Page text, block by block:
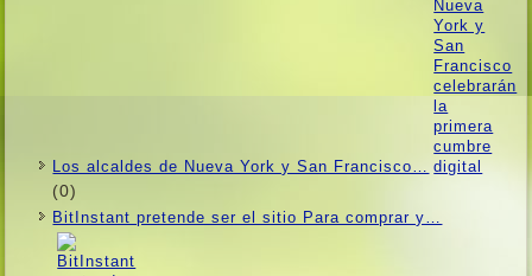
Los alcaldes de Nueva York y San Francisco…
(0)
BitInstant pretende ser el sitio Para comprar y…